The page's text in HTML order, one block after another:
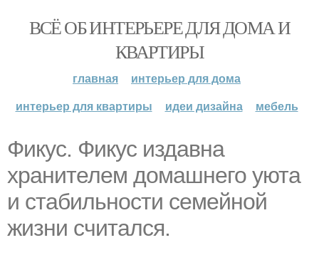
ВСЁ ОБ ИНТЕРЬЕРЕ ДЛЯ ДОМА И
КВАРТИРЫ
главная
интерьер для дома
интерьер для квартиры
идеи дизайна мебель
Фикус. Фикус издавна
хранителем домашнего уюта
и стабильности семейной
жизни считался.